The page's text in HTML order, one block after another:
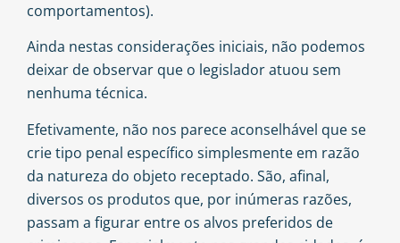
comportamentos).
Ainda nestas considerações iniciais, não podemos
deixar de observar que o legislador atuou sem
nenhuma técnica.
Efetivamente, não nos parece aconselhável que se
crie tipo penal específico simplesmente em razão
da natureza do objeto receptado. São, afinal,
diversos os produtos que, por inúmeras razões,
passam a figurar entre os alvos preferidos de